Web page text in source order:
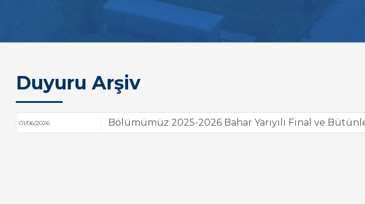
Duyuru Arşiv
01/06/2026 Bölümümüz 2025-2026 Bahar Yarıyılı Final ve